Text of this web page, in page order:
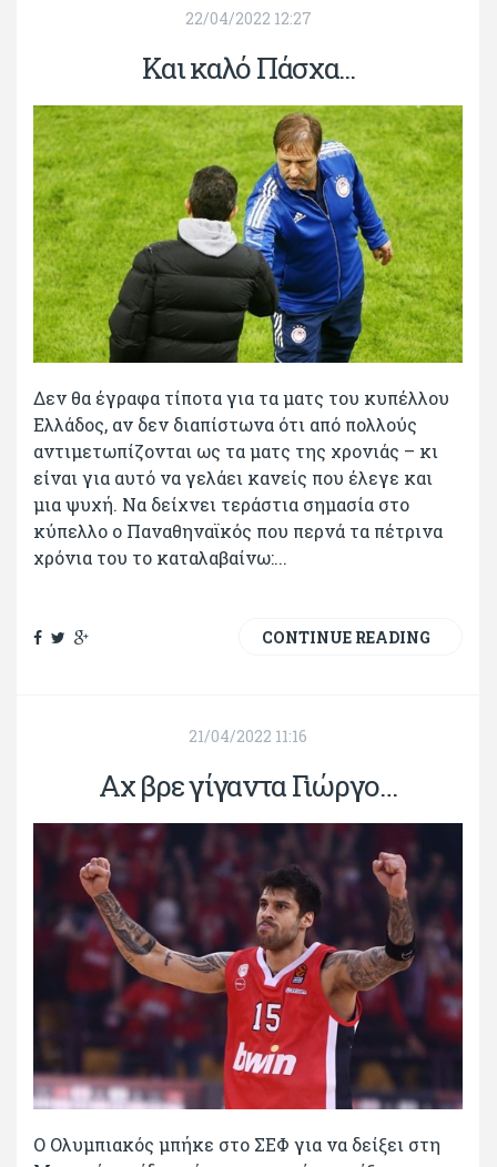
22/04/2022 12:27
Και καλό Πάσχα...
Δεν θα έγραφα τίποτα για τα ματς του κυπέλλου
Ελλάδος, αν δεν διαπίστωνα ότι από πολλούς
αντιμετωπίζονται ως τα ματς της χρονιάς – κι
είναι για αυτό να γελάει κανείς που έλεγε και
μια ψυχή. Να δείχνει τεράστια σημασία στο
κύπελλο ο Παναθηναϊκός που περνά τα πέτρινα
χρόνια του το καταλαβαίνω:...
CONTINUE READING
21/04/2022 11:16
Αχ βρε γίγαντα Γιώργο…
Ο Ολυμπιακός μπήκε στο ΣΕΦ για να δείξει στη